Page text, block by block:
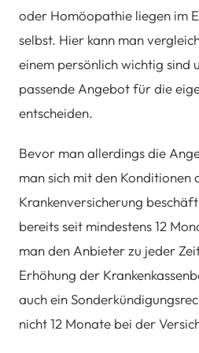
oder Homöopathie liegen im
selbst. Hier kann man
einem persönlich wichtig sind
passende Angebot für die
entscheiden.
Bevor man allerdings die
man sich mit den Konditionen
Krankenversicherung
bereits seit mindestens 12
man den Anbieter zu jeder
Erhöhung der
auch ein
nicht 12 Monate bei der